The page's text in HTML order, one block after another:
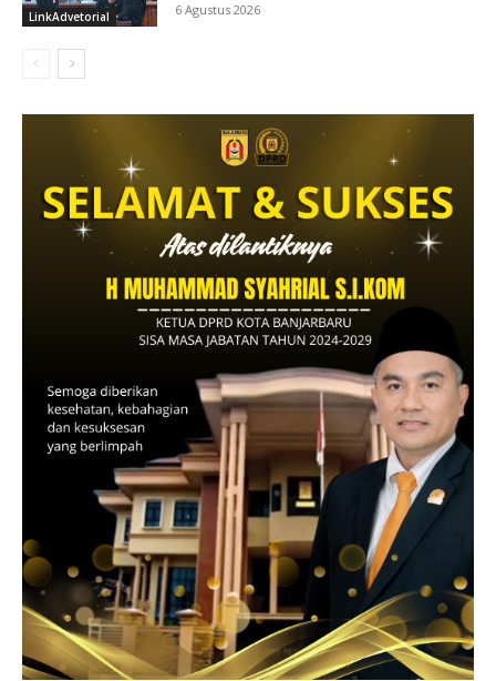
LinkAdvetorial 6 Agustus 2026